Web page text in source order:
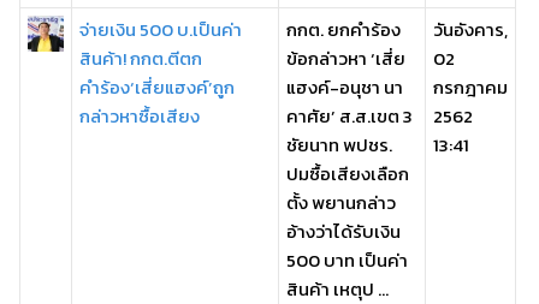
จ่ายเงิน 500 บ.เป็นค่า
สินค้า! กกต.ตีตก
คำร้อง‘เสี่ยแฮงค์’ถูก
กล่าวหาซื้อเสียง
กกต. ยกคำร้อง
ข้อกล่าวหา ‘เสี่ย
แฮงค์-อนุชา นา
คาศัย’ ส.ส.เขต 3
ชัยนาท พปชร.
ปมซื้อเสียงเลือก
ตั้ง พยานกล่าว
อ้างว่าได้รับเงิน
500 บาท เป็นค่า
สินค้า เหตุป ...
วันอังคาร,
02
กรกฎาคม
2562
13:41